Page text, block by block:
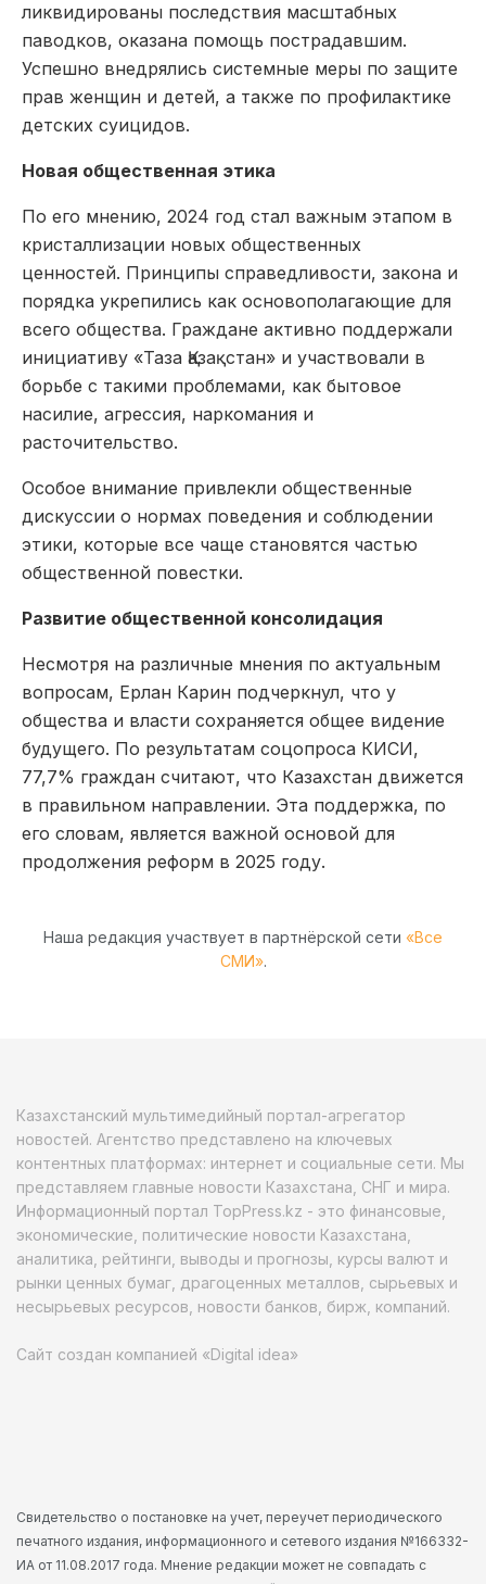
ликвидированы последствия масштабных
паводков, оказана помощь пострадавшим.
Успешно внедрялись системные меры по защите
прав женщин и детей, а также по профилактике
детских суицидов.
Новая общественная этика
По его мнению, 2024 год стал важным этапом в
кристаллизации новых общественных
ценностей. Принципы справедливости, закона и
порядка укрепились как основополагающие для
всего общества. Граждане активно поддержали
инициативу «Таза Қазақстан» и участвовали в
борьбе с такими проблемами, как бытовое
насилие, агрессия, наркомания и
расточительство.
Особое внимание привлекли общественные
дискуссии о нормах поведения и соблюдении
этики, которые все чаще становятся частью
общественной повестки.
Развитие общественной консолидация
Несмотря на различные мнения по актуальным
вопросам, Ерлан Карин подчеркнул, что у
общества и власти сохраняется общее видение
будущего. По результатам соцопроса КИСИ,
77,7% граждан считают, что Казахстан движется
в правильном направлении. Эта поддержка, по
его словам, является важной основой для
продолжения реформ в 2025 году.
Наша редакция участвует в партнёрской сети «Все
СМИ».
Казахстанский мультимедийный портал-агрегатор
новостей. Агентство представлено на ключевых
контентных платформах: интернет и социальные сети. Мы
представляем главные новости Казахстана, СНГ и мира.
Информационный портал TopPress.kz - это финансовые,
экономические, политические новости Казахстана,
аналитика, рейтинги, выводы и прогнозы, курсы валют и
рынки ценных бумаг, драгоценных металлов, сырьевых и
несырьевых ресурсов, новости банков, бирж, компаний.
Сайт создан компанией «Digital idea»
Свидетельство о постановке на учет, переучет периодического
печатного издания, информационного и сетевого издания №166332-
ИА от 11.08.2017 года. Мнение редакции может не совпадать с